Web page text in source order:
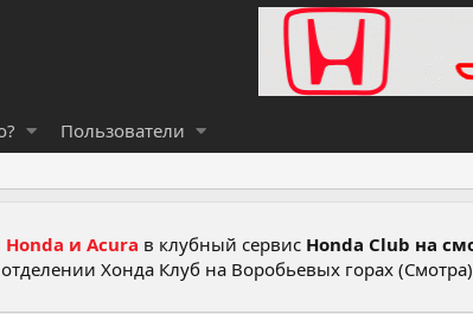
Пользователи
и Acura в клубный сервис Honda Club на
Хонда Клуб на Воробьевых горах